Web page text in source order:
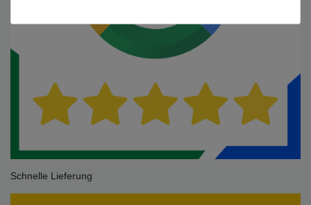
Schnelle Lieferung